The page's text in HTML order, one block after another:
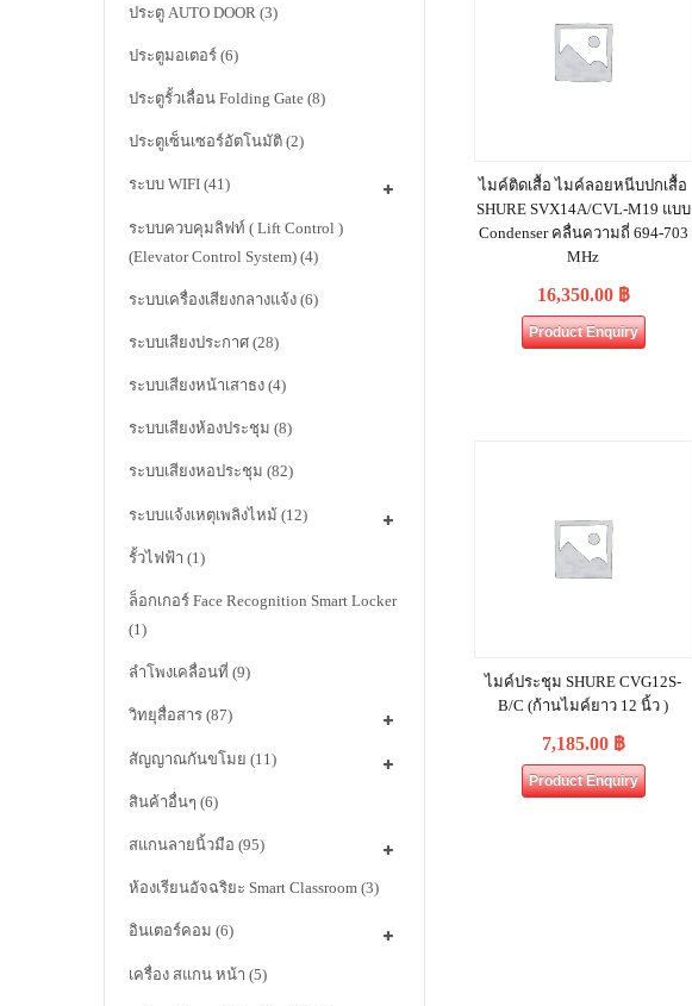
ประตู AUTO DOOR (3)
ประตูมอเตอร์ (6)
ประตูรั้วเลื่อน Folding Gate (8)
ประตูเซ็นเซอร์อัตโนมัติ (2)
ระบบ WIFI (41)
ระบบควบคุมลิฟท์ ( Lift Control )
(Elevator Control System) (4)
ระบบเครื่องเสียงกลางแจ้ง (6)
ระบบเสียงประกาศ (28)
ระบบเสียงหน้าเสาธง (4)
ระบบเสียงห้องประชุม (8)
ระบบเสียงหอประชุม (82)
ระบบแจ้งเหตุเพลิงไหม้ (12)
รั้วไฟฟ้า (1)
ล็อกเกอร์ Face Recognition Smart Locker
(1)
ลำโพงเคลื่อนที่ (9)
วิทยุสื่อสาร (87)
สัญญาณกันขโมย (11)
สินค้าอื่นๆ (6)
สแกนลายนิ้วมือ (95)
ห้องเรียนอัจฉริยะ Smart Classroom (3)
อินเตอร์คอม (6)
เครื่อง สแกน หน้า (5)
ไมค์ติดเสื้อ ไมค์ลอยหนีบปกเสื้อ
SHURE SVX14A/CVL-M19 แบบ
Condenser คลื่นความถี่ 694-703
MHz
16,350.00 ฿
Product Enquiry
ไมค์ประชุม SHURE CVG12S‐
B/C (ก้านไมค์ยาว 12 นิ้ว )
7,185.00 ฿
Product Enquiry